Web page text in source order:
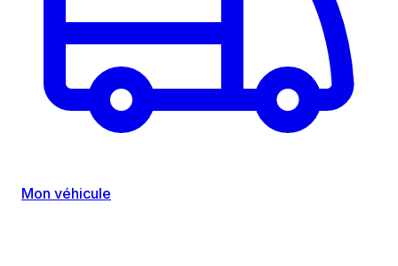
Mon véhicule